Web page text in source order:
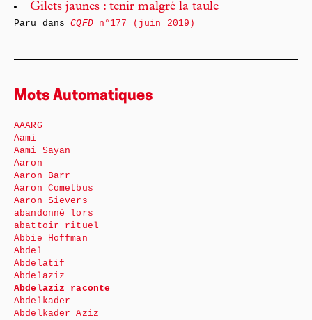
Gilets jaunes : tenir malgré la taule
Paru dansCQFDn°177 (juin 2019)
Mots Automatiques
AAARG
Aami
Aami Sayan
Aaron
Aaron Barr
Aaron Cometbus
Aaron Sievers
abandonné lors
abattoir rituel
Abbie Hoffman
Abdel
Abdelatif
Abdelaziz
Abdelaziz raconte
Abdelkader
Abdelkader Aziz